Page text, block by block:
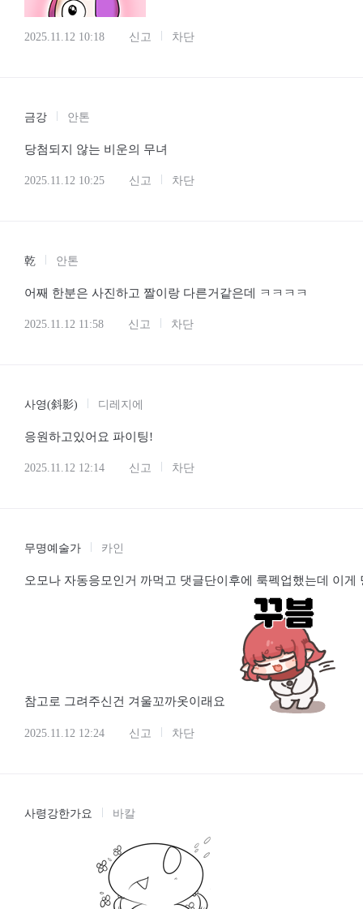
2025.11.12 10:18 신고 차단
금강 안톤
당첨되지 않는 비운의 무녀
2025.11.12 10:25 신고 차단
乾 안톤
어째 한분은 사진하고 짤이랑 다른거같은데 ㅋㅋㅋㅋ
2025.11.12 11:58 신고 차단
사영(斜影) 디레지에
응원하고있어요 파이팅!
2025.11.12 12:14 신고 차단
무명예술가 카인
오모나 자동응모인거 까먹고 댓글단이후에 룩펙업했는데 이
참고로 그려주신건 겨울꼬까옷이래요
2025.11.12 12:24 신고 차단
사령강한가요 바칼